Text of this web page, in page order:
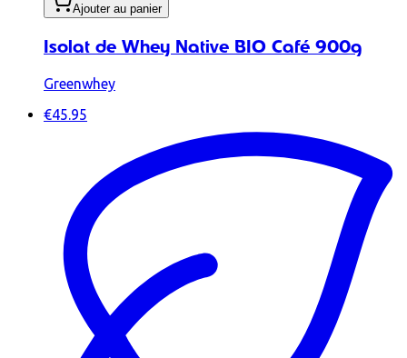
Ajouter au panier
Isolat de Whey Native BIO Café 900g
Greenwhey
€45.95